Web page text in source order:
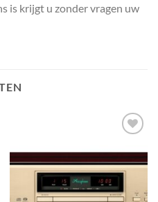
is krijgt u zonder vragen uw
Toevoegen
aan
wenslijst